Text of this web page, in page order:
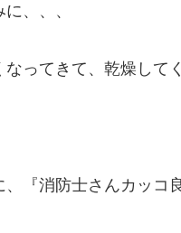
、、、
なってきて、乾燥して
、『消防士さんカッコ